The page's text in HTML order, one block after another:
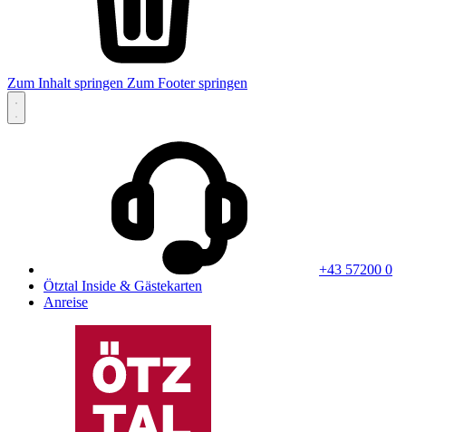
Zum Inhalt springen Zum Footer springen
+43 57200 0
Ötztal Inside & Gästekarten
Anreise